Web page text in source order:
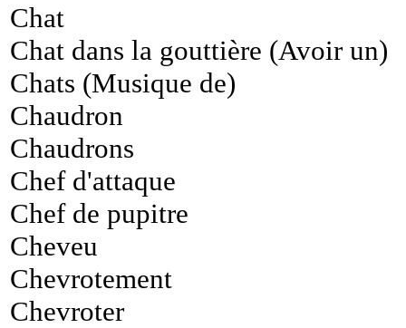
Chat
Chat dans la gouttière (Avoir un)
Chats (Musique de)
Chaudron
Chaudrons
Chef d'attaque
Chef de pupitre
Cheveu
Chevrotement
Chevroter